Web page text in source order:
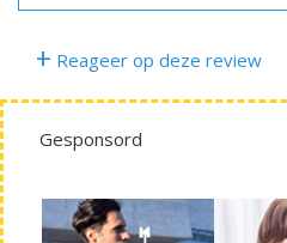
+ Reageer op deze review
Gesponsord